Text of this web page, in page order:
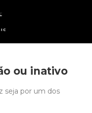
ou inativo
seja por um dos